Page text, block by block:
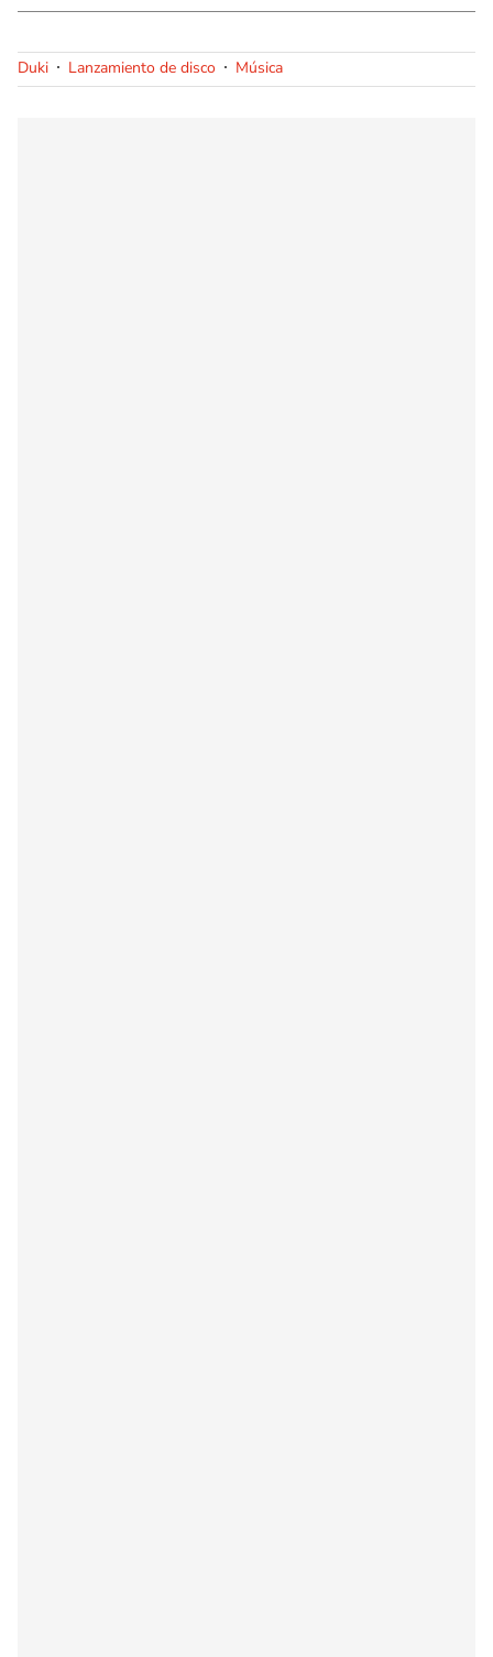
Duki Lanzamiento de disco Música